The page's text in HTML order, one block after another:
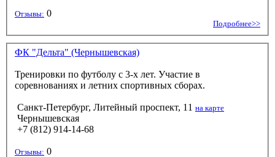
Отзывы: 0
Подробнее>>
ФК "Дельта" (Чернышевская)
Тренировки по футболу с 3-х лет. Участие в
соревнованиях и летних спортивных сборах.
Санкт-Петербург, Литейный проспект, 11 на карте
Чернышевская
+7 (812) 914-14-68
Отзывы: 0